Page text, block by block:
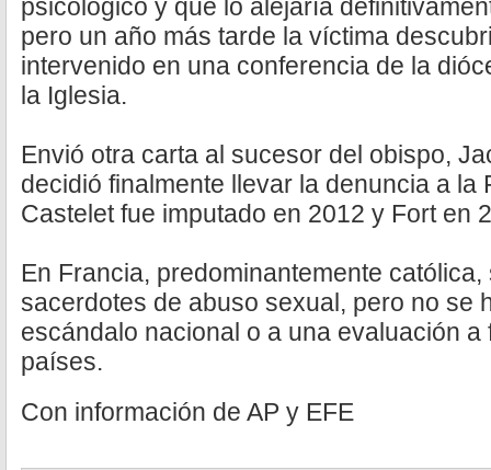
psicológico y que lo alejaría
pero un año más tarde la víctima
intervenido en una conferencia de la
la Iglesia.
Envió otra carta al sucesor del obispo,
decidió finalmente llevar la denuncia a la
Castelet fue imputado en 2012 y Fort en
En Francia, predominantemente
sacerdotes de abuso sexual, pero no se
escándalo nacional o a una evaluación
países.
Con información de AP y EFE